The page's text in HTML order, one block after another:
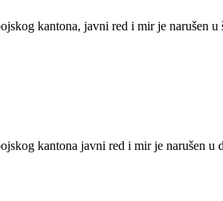
kantona, javni red i mir je narušen u
kantona javni red i mir je narušen u